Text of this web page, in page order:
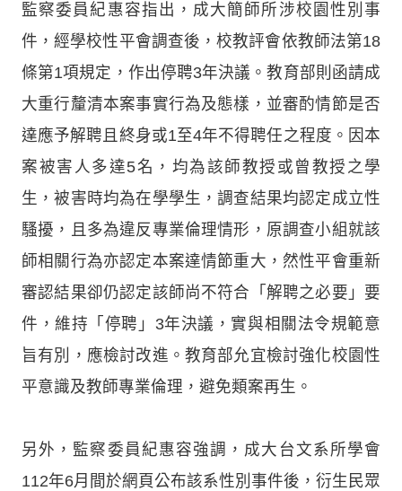
監察委員紀惠容指出，成大簡師所涉校園性別事
件，經學校性平會調查後，校教評會依教師法第18
條第1項規定，作出停聘3年決議。教育部則函請成
大重行釐清本案事實行為及態樣，並審酌情節是否
達應予解聘且終身或1至4年不得聘任之程度。因本
案被害人多達5名，均為該師教授或曾教授之學
生，被害時均為在學學生，調查結果均認定成立性
騷擾，且多為違反專業倫理情形，原調查小組就該
師相關行為亦認定本案達情節重大，然性平會重新
審認結果卻仍認定該師尚不符合「解聘之必要」要
件，維持「停聘」3年決議，實與相關法令規範意
旨有別，應檢討改進。教育部允宜檢討強化校園性
平意識及教師專業倫理，避免類案再生。
另外，監察委員紀惠容強調，成大台文系所學會
112年6月間於網頁公布該系性別事件後，衍生民眾